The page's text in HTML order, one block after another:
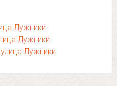
Лужники
Лужники
Лужники